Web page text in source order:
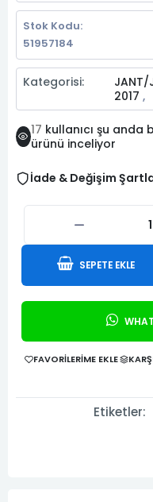
Stok Kodu:
51957184
Kategorisi: JANT/
2017 ,
17 kullanıcı şu anda
ürünü inceliyor
İade & Değişim
SEPETE EKLE
FAVORILERIME EKLE
Etiketler: